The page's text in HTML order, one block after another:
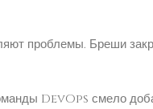
проблемы. Бреши
DevOps смело